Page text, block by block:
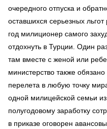
очередного отпуска и
оставшихся серьезных
год милиционер самого
отдохнуть в Турции. Один
там вместе с женой или
министерство также
перелета в любую точку
одной милицейской семьи
полугодовому заработку
в приказе оговорен